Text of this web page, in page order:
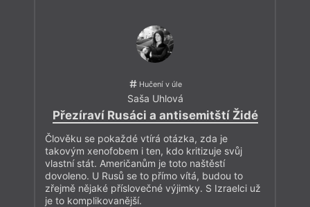
Hučení v úle
Saša Uhlová
Přezíraví Rusáci a antisemitští Židé
Člověku se pokaždé vtírá otázka, zda je
takovým xenofobem i ten, kdo kritizuje svůj
vlastní stát. Američanům je toto naštěstí
dovoleno. U Rusů se to přímo vítá, budou to
zřejmě nějaké příslovečné výjimky. S Izraelci už
je to komplikovanější.